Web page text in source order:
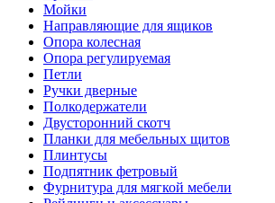
Мойки
Направляющие для ящиков
Опора колесная
Опора регулируемая
Петли
Ручки дверные
Полкодержатели
Двусторонний скотч
Планки для мебельных щитов
Плинтусы
Подпятник фетровый
Фурнитура для мягкой мебели